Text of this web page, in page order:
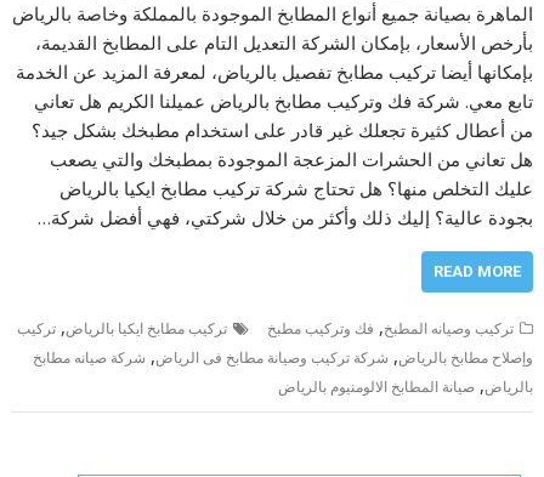
الماهرة بصيانة جميع أنواع المطابخ الموجودة بالمملكة وخاصة بالرياض
بأرخص الأسعار، بإمكان الشركة التعديل التام على المطابخ القديمة،
بإمكانها أيضا تركيب مطابخ تفصيل بالرياض، لمعرفة المزيد عن الخدمة
تابع معي. شركة فك وتركيب مطابخ بالرياض عميلنا الكريم هل تعاني
من أعطال كثيرة تجعلك غير قادر على استخدام مطبخك بشكل جيد؟
هل تعاني من الحشرات المزعجة الموجودة بمطبخك والتي يصعب
عليك التخلص منها؟ هل تحتاج شركة تركيب مطابخ ايكيا بالرياض
بجودة عالية؟ إليك ذلك وأكثر من خلال شركتي، فهي أفضل شركة…
READ MORE
تركيب وصيانه المطبخ, فك وتركيب مطبخ تركيب مطابخ ايكيا بالرياض,تركيب
وإصلاح مطابخ بالرياض, شركة تركيب وصيانة مطابخ فى الرياض, شركة صيانه مطابخ
بالرياض,صيانة المطابخ الالومنيوم بالرياض